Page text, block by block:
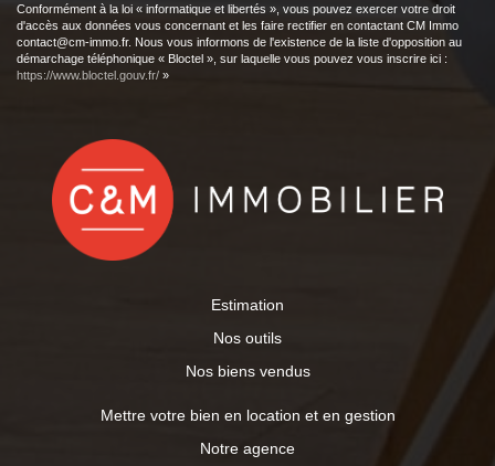
Conformément à la loi « informatique et libertés », vous pouvez exercer votre droit
d'accès aux données vous concernant et les faire rectifier en contactant CM Immo
contact@cm-immo.fr. Nous vous informons de l'existence de la liste d'opposition au
démarchage téléphonique « Bloctel », sur laquelle vous pouvez vous inscrire ici :
https://www.bloctel.gouv.fr/ »
Estimation
Nos outils
Nos biens vendus
Mettre votre bien en location et en gestion
Notre agence